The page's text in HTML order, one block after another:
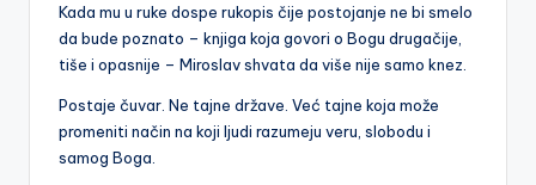
Kada mu u ruke dospe rukopis čije postojanje ne bi smelo
da bude poznato – knjiga koja govori o Bogu drugačije,
tiše i opasnije – Miroslav shvata da više nije samo knez.
Postaje čuvar. Ne tajne države. Već tajne koja može
promeniti način na koji ljudi razumeju veru, slobodu i
samog Boga.